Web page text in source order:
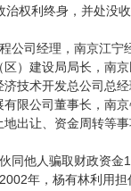
权利终身，并处没
公司经理，南京江宁
）建设局局长，南
技术开发总公司总
限公司董事长，南
出让、资金周转等
他人骗取财政资金
年，杨有林利用